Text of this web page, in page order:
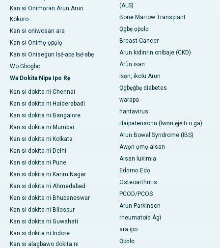
Kan si Onimọran Arun Arun
Kokoro
Kan si oniwosan ara
Kan si Onimọ-ọpọlọ
Kan si Onisegun Iṣẹ́-abẹ Iṣẹ́-abẹ
Wo Gbogbo
Wa Dokita Nipa Ipo Rẹ
Kan si dokita ni Chennai
Kan si dokita ni Haiderabadi
Kan si dokita ni Bangalore
Kan si dokita ni Mumbai
Kan si dokita ni Kolkata
Kan si dokita ni Delhi
Kan si dokita ni Pune
Kan si dokita ni Karim Nagar
Kan si dokita ni Ahmedabad
Kan si dokita ni Bhubaneswar
Kan si dokita ni Bilaspur
Kan si dokita ni Guwahati
Kan si dokita ni Indore
Kan si alagbawo dokita ni
(ALS)
Bone Marrow Transplant
Ọgbẹ ọpọlọ
Breast Cancer
Arun kidinrin onibaje (CKD)
Àrùn iṣan
Iṣọn, ikolu Arun
Ọgbẹgbẹ diabetes
warapa
hantavirus
Haipatensonu (Iwọn ẹjẹ ti o ga)
Arun Bowel Syndrome (IBS)
Awọn ọmọ aisan
Aisan lukimia
Ẹdọmọ Ẹdọ
Osteoarthritis
PCOD/PCOS
Arun Parkinson
rheumatoid Àgì
ara ipo
Ọpọlọ